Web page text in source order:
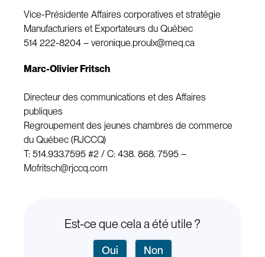
Vice-Présidente Affaires corporatives et stratégie
Manufacturiers et Exportateurs du Québec
514 222-8204 – veronique.proulx@meq.ca
Marc-Olivier Fritsch
Directeur des communications et des Affaires
publiques
Regroupement des jeunes chambres de commerce
du Québec (RJCCQ)
T: 514.933.7595 #2 / C: 438. 868. 7595 –
Mofritsch@rjccq.com
Est-ce que cela a été utile ?
Oui Non